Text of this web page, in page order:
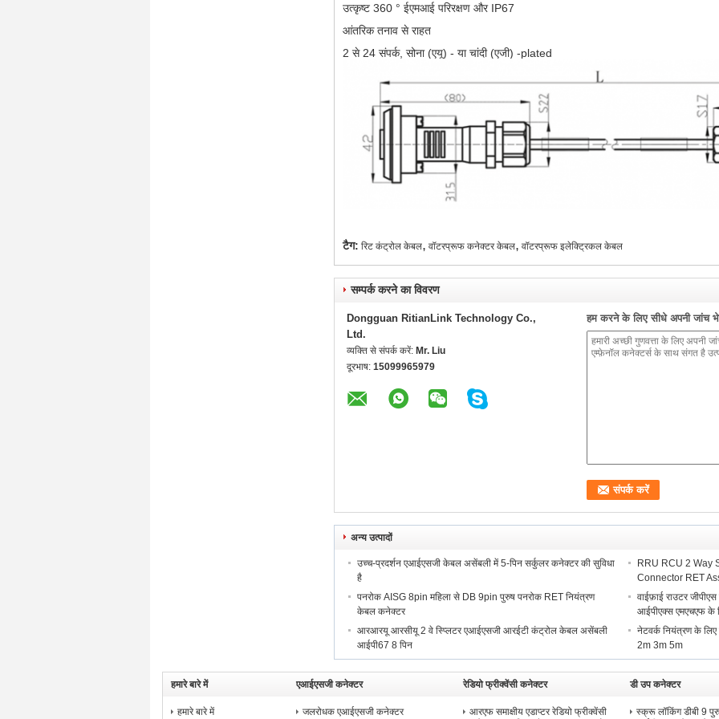
उत्कृष्ट 360 ° ईएमआई परिरक्षण और IP67
आंतरिक तनाव से राहत
2 से 24 संपर्क, सोना (एयू) - या चांदी (एजी) -plated
टैग: रिट कंट्रोल केबल, वॉटरप्रूफ कनेक्टर केबल, वॉटरप्रूफ इलेक्ट्रिकल केबल
सम्पर्क करने का विवरण
Dongguan RitianLink Technology Co.,
Ltd.
व्यक्ति से संपर्क करें: Mr. Liu
दूरभाष: 15099965979
हम करने के लिए सीधे अपनी जांच
अन्य उत्पादों
उच्च-प्रदर्शन एआईएसजी केबल असेंबली में 5-पिन सर्कुलर कनेक्टर की सुविधा
है
RRU RCU 2 Way
Connector RET
पनरोक AISG 8pin महिला से DB 9pin पुरुष पनरोक RET नियंत्रण
केबल कनेक्टर
वाईफ़ाई राउटर
आईपीएक्स एमएचएफ के
आरआरयू आरसीयू 2 वे स्प्लिटर एआईएसजी आरईटी कंट्रोल केबल असेंबली
आईपी67 8 पिन
नेटवर्क नियंत्रण के
2m 3m 5m
हमारे बारे में
हमारे बारे में
एआईएसजी कनेक्टर
जलरोधक एआईएसजी कनेक्टर
रेडियो फ्रीक्वेंसी कनेक्टर
आरएफ समाक्षीय एडाप्टर रेडियो फ्रीक्वेंसी
डी उप कनेक्टर
स्क्रू लॉकिंग डीबी 9